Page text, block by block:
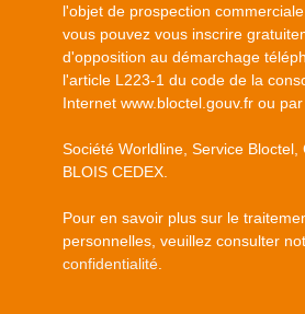
l'objet de prospection
vous pouvez vous inscrire
d'opposition au démarchage
l'article L223-1 du code de la
Internet www.bloctel.gouv.fr ou
Société Worldline, Service Bloctel,
BLOIS CEDEX.
Pour en savoir plus sur le
personnelles, veuillez consulter
confidentialité